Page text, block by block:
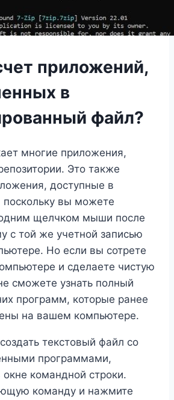
приложений,
в
файл?
многие приложения,
Это также
доступные в
поскольку вы можете
одним щелчком мыши после
с той же учетной записью
Но если вы сотрете
и сделаете чистую
сможете узнать полный
программ, которые ранее
на вашем компьютере.
текстовый файл со
программами,
командной строки.
команду и нажмите